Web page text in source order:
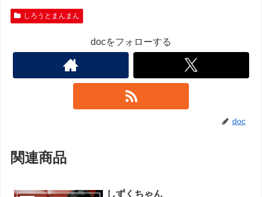
しろうとまんまん
docをフォローする
doc
関連商品
しずくちゃん